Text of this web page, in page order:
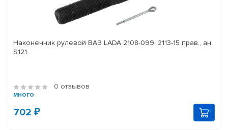
Наконечник рулевой ВАЗ LADA 2108-099, 2113-15 прав., ан.
S121
0 отзывов
много
702 ₽